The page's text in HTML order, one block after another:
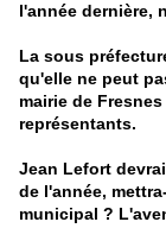
l'année dernière,
La sous
qu'elle ne peut
mairie de
représentants.
Jean Lefort
de l'année,
municipal ?